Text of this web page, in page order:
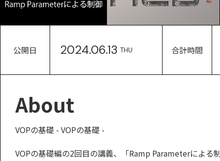
公開日 2024.06.13 THU 合計時間
About
VOPの基礎 - VOPの基礎 -
VOPの基礎編の2回目の講義、「Ramp Parameterによる